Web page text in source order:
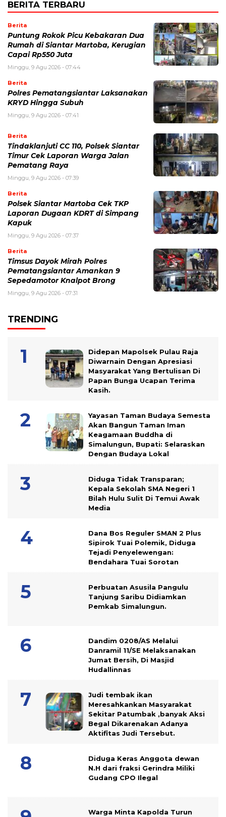
BERITA TERBARU
Berita
Puntung Rokok Picu Kebakaran Dua
Rumah di Siantar Martoba, Kerugian
Capai Rp550 Juta
Minggu, 9 Agu 2026 - 07:44
Berita
Polres Pematangsiantar Laksanakan
KRYD Hingga Subuh
Minggu, 9 Agu 2026 - 07:41
Berita
Tindaklanjuti CC 110, Polsek Siantar
Timur Cek Laporan Warga Jalan
Pematang Raya
Minggu, 9 Agu 2026 - 07:39
Berita
Polsek Siantar Martoba Cek TKP
Laporan Dugaan KDRT di Simpang
Kapuk
Minggu, 9 Agu 2026 - 07:37
Berita
Timsus Dayok Mirah Polres
Pematangsiantar Amankan 9
Sepedamotor Knalpot Brong
Minggu, 9 Agu 2026 - 07:31
TRENDING
Didepan Mapolsek Pulau Raja
Diwarnain Dengan Apresiasi
Masyarakat Yang Bertulisan Di
Papan Bunga Ucapan Terima
Kasih.
Yayasan Taman Budaya Semesta
Akan Bangun Taman Iman
Keagamaan Buddha di
Simalungun, Bupati: Selaraskan
Dengan Budaya Lokal
Diduga Tidak Transparan;
Kepala Sekolah SMA Negeri 1
Bilah Hulu Sulit Di Temui Awak
Media
Dana Bos Reguler SMAN 2 Plus
Sipirok Tuai Polemik, Diduga
Tejadi Penyelewengan:
Bendahara Tuai Sorotan
Perbuatan Asusila Pangulu
Tanjung Saribu Didiamkan
Pemkab Simalungun.
Dandim 0208/AS Melalui
Danramil 11/SE Melaksanakan
Jumat Bersih, Di Masjid
Hudallinnas
Judi tembak ikan
Meresahkankan Masyarakat
Sekitar Patumbak ,banyak Aksi
Begal Dikarenakan Adanya
Aktifitas Judi Tersebut.
Diduga Keras Anggota dewan
N.H dari fraksi Gerindra Miliki
Gudang CPO Ilegal
Warga Minta Kapolda Turun